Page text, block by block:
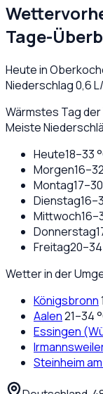
Tage-
Heute in
Niederschlag0,6
Wärmstes Tag
Meiste
Heute18–33
Morgen16–32
Montag17–30
Dienstag16–
Mittwoch16–
Donnerstag
Freitag20–34
Wetter in der
Königsbronn
Aalen21–34
Essingen
Steinheim